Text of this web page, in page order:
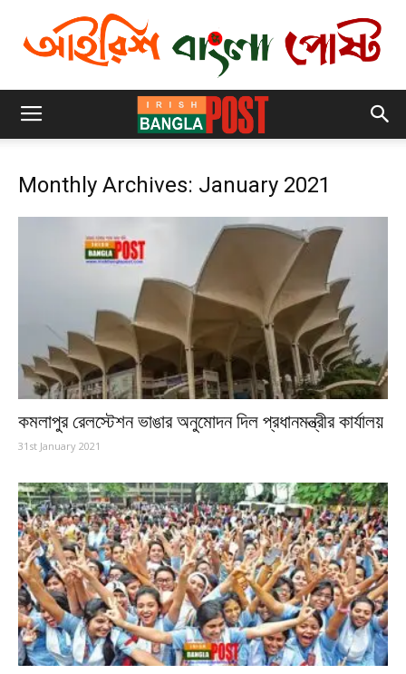
Monthly Archives: January 2021
কমলাপুর রেলস্টেশন ভাঙার অনুমোদন দিল প্রধানমন্ত্রীর কার্যালয়
31st January 2021